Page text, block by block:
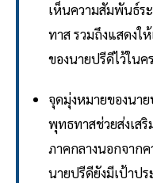
เห็นความสัมพันธ์ร
ทาส รวมถึงแสดงใ
ของนายปรีดีไว้ในค
จุดมุ่งหมายของนา
พุทธทาสช่วยส่งเส
ภาคกลางนอกจาก
นายปรีดียังมีเป้าปร